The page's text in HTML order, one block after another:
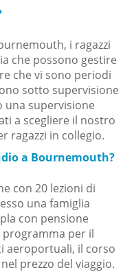
i ragazzi
che possono gestire
che vi sono periodi
sotto supervisione
una supervisione
a scegliere il nostro
ragazzi in collegio.
a Bournemouth?
con 20 lezioni di
una famiglia
con pensione
programma per il
aeroportuali, il corso
prezzo del viaggio.